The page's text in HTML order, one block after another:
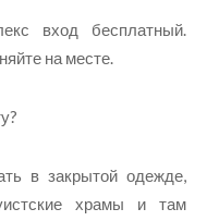
вход бесплатный.
на месте.
в закрытой одежде,
храмы и там